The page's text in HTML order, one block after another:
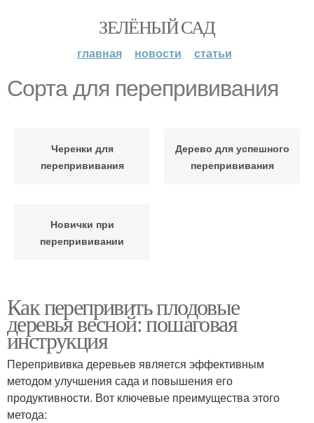
ЗЕЛЁНЫЙ САД
главная новости статьи
Сорта для перепрививания
Черенки для
перепрививания
Дерево для успешного
перепрививания
Новички при
перепрививании
Как перепривить плодовые
деревья весной: пошаговая
инструкция
Перепрививка деревьев является эффективным
методом улучшения сада и повышения его
продуктивности. Вот ключевые преимущества этого
метода: